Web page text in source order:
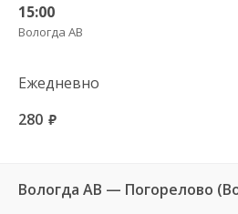
15:00
Вологда АВ
Ежедневно
280 руб.